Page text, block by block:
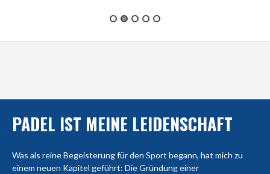
PADEL IST MEINE LEIDENSCHAFT
Was als reine Begeisterung für den Sport begann, hat mich zu
einem neuen Kapitel geführt: Die Gründung einer